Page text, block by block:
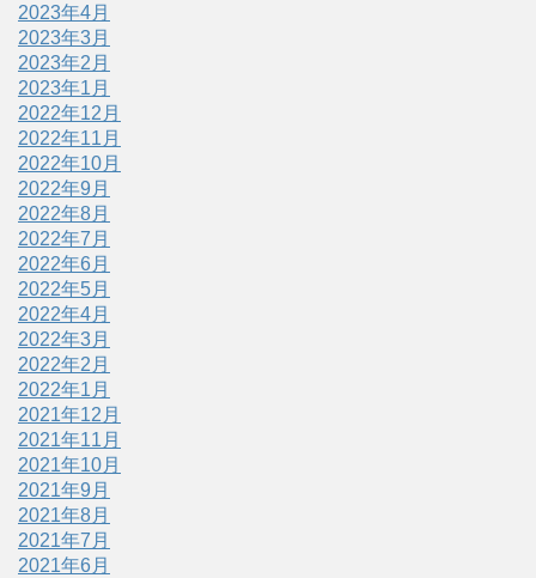
2023年4月
2023年3月
2023年2月
2023年1月
2022年12月
2022年11月
2022年10月
2022年9月
2022年8月
2022年7月
2022年6月
2022年5月
2022年4月
2022年3月
2022年2月
2022年1月
2021年12月
2021年11月
2021年10月
2021年9月
2021年8月
2021年7月
2021年6月